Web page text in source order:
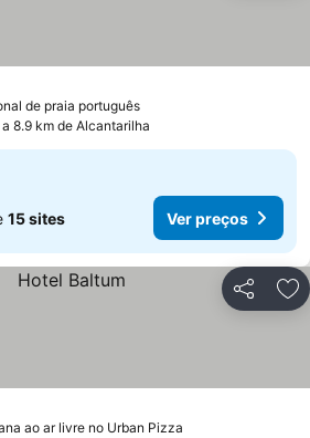
de praia portuguêsVer preços
8.9 km de Alcantarilha
15 sites Ver preços
Partilhar
ao ar livre no Urban Pizza